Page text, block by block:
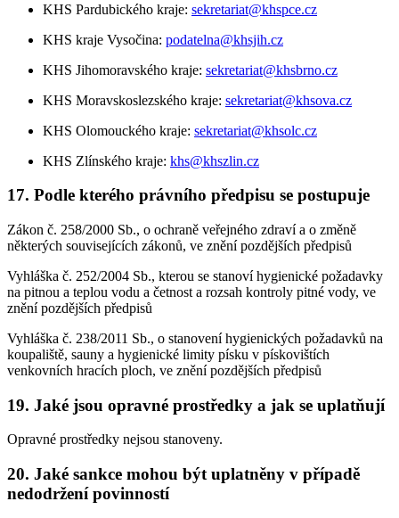
KHS Pardubického kraje: sekretariat@khspce.cz
KHS kraje Vysočina: podatelna@khsjih.cz
KHS Jihomoravského kraje: sekretariat@khsbrno.cz
KHS Moravskoslezského kraje: sekretariat@khsova.cz
KHS Olomouckého kraje: sekretariat@khsolc.cz
KHS Zlínského kraje: khs@khszlin.cz
17. Podle kterého právního předpisu se postupuje
Zákon č. 258/2000 Sb., o ochraně veřejného zdraví a o změně
některých souvisejících zákonů, ve znění pozdějších předpisů
Vyhláška č. 252/2004 Sb., kterou se stanoví hygienické požadavky
na pitnou a teplou vodu a četnost a rozsah kontroly pitné vody, ve
znění pozdějších předpisů
Vyhláška č. 238/2011 Sb., o stanovení hygienických požadavků na
koupaliště, sauny a hygienické limity písku v pískovištích
venkovních hracích ploch, ve znění pozdějších předpisů
19. Jaké jsou opravné prostředky a jak se uplatňují
Opravné prostředky nejsou stanoveny.
20. Jaké sankce mohou být uplatněny v případě
nedodržení povinností